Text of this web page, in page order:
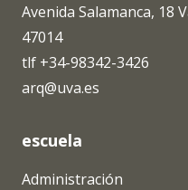
Avenida Salamanca, 18
47014
tlf +34-98342-3426
arq@uva.es
escuela
Administración